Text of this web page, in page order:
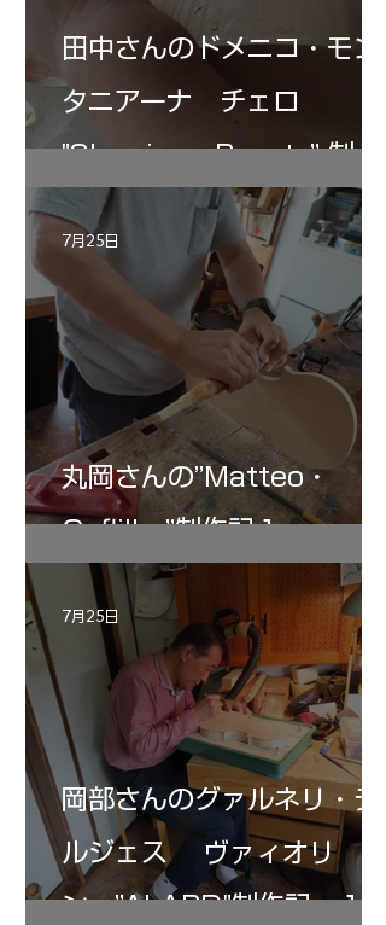
田中さんのドメニコ・モン
タニアーナ チェロ
"Sleeping・Beauty” 制作
記 30
丸岡さんの”Matteo・
Gofliller”制作記１
7月25日
岡部さんのグァルネリ・デ
ルジェス ヴァィオリ
ン ”ALARD"制作記 １2
7月25日